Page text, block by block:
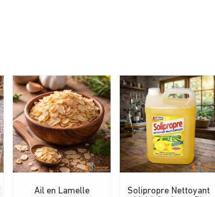
Ail en Lamelle
Solipropre Nettoyant